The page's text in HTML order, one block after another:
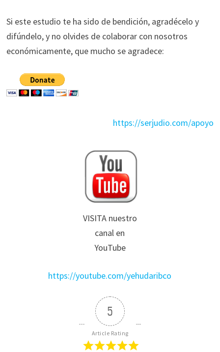
Si este estudio te ha sido de bendición, agradécelo y
difúndelo, y no olvides de colaborar con nosotros
económicamente, que mucho se agradece:
https://serjudio.com/apoyo
VISITA nuestro
canal en
YouTube
https://youtube.com/yehudaribco
5
Article Rating